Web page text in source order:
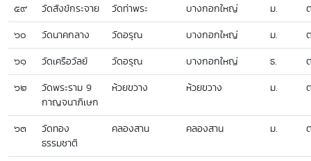
๕๙ วัดสังข์กระจาย วัดท่าพระ บางกอกใหญ่ ม.
๖๐
วัดนาคกลาง วัดอรุณ บางกอกใหญ่ ม.
๖๑
วัดเครือวัลย์ วัดอรุณ บางกอกใหญ่ ธ.
๖๒
วัดพระราม 9
กาญจนาภิเษก
ห้วยขวาง ห้วยขวาง ม.
๖๓
วัดทอง
ธรรมชาติ
คลองสาน คลองสาน ม.